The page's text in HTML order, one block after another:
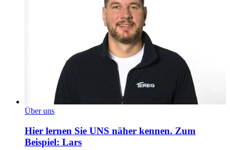
Über uns
Hier lernen Sie UNS näher kennen. Zum
Beispiel: Lars